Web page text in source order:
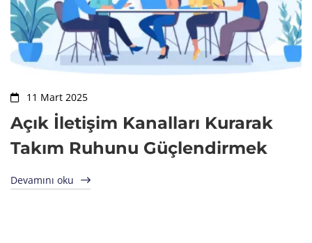
11 Mart 2025
Açık İletişim Kanalları Kurarak
Takım Ruhunu Güçlendirmek
Devamını oku